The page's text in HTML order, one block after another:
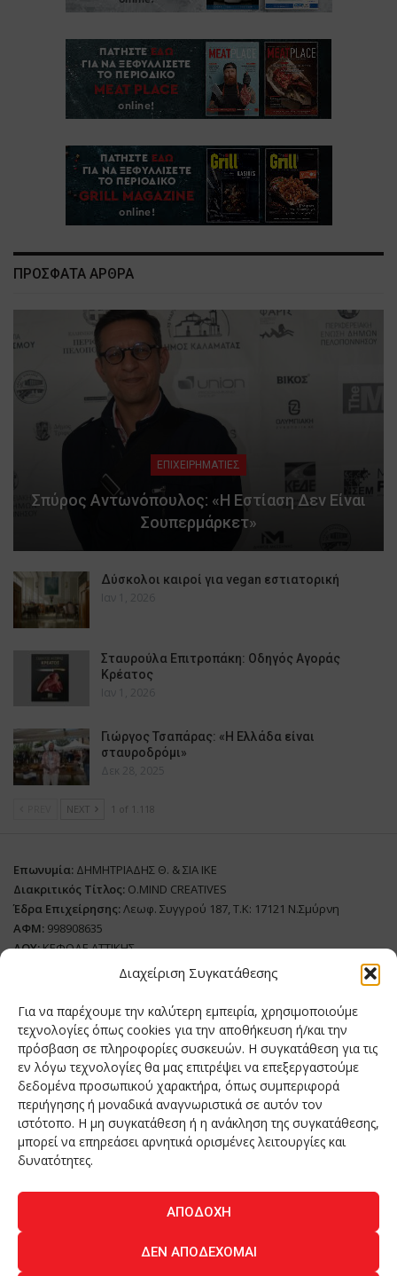
Διαχείριση Συγκατάθεσης
Για να παρέχουμε την καλύτερη εμπειρία, χρησιμοποιούμε
τεχνολογίες όπως cookies για την αποθήκευση ή/και την
πρόσβαση σε πληροφορίες συσκευών. Η συγκατάθεση για τις
εν λόγω τεχνολογίες θα μας επιτρέψει να επεξεργαστούμε
δεδομένα προσωπικού χαρακτήρα, όπως συμπεριφορά
περιήγησης ή μοναδικά αναγνωριστικά σε αυτόν τον
ιστότοπο. Η μη συγκατάθεση ή η ανάκληση της συγκατάθεσης,
μπορεί να επηρεάσει αρνητικά ορισμένες λειτουργίες και
δυνατότητες.
ΑΠΟΔΟΧΉ
ΔΕΝ ΑΠΟΔΈΧΟΜΑΙ
ΠΡΟΣΦΑΤΑ ΑΡΘΡΑ
ΕΠΙΧΕΙΡΗΜΑΤΙΕΣ
Σπύρος Αντωνόπουλος: «Η Εστίαση Δεν Είναι
Σουπερμάρκετ»
Δύσκολοι καιροί για vegan εστιατορική
Ιαν 1, 2026
Σταυρούλα Επιτροπάκη: Οδηγός Αγοράς
Κρέατος
Ιαν 1, 2026
Γιώργος Τσαπάρας: «Η Ελλάδα είναι
σταυροδρόμι»
Δεκ 28, 2025
NEXT 1 of 1.118
Επωνυμία: ΔΗΜΗΤΡΙΑΔΗΣ Θ. & ΣΙΑ ΙΚΕ
Διακριτικός Τίτλος: O.MIND CREATIVES
Έδρα Επιχείρησης:Λεωφ. Συγγρού 187, Τ.Κ: 17121 Ν.Σμύρνη
ΑΦΜ: 998908635
ΔΟΥ:ΚΕΦΟΔΕ ΑΤΤΙΚΗΣ
Όνομα Ιδιοκτήτη και Νόμιμο Πρόσωπο: Θεόδωρος Δημητριάδης
Διευθυντής Σύνταξης:Ευθυμιάτου Μαίρη
Domain:grillmagazine.gr
Δικαιούχος Domain:Θεόδωρος Δημητριάδης
Διευθυντής:Θεόδωρος Δημητριάδης
Διαχειριστής:Θεόδωρος Δημητριάδης
Δήλωση Συμμόρφωσης
Αριθμός Πιστοποίησης Μ.Η.Τ.:
ΑΝΘΡΩΠΟΙ
ΠΕΡΙΟΔΙΚΟ ΕΠΙΚΟΙΝΩΝΙΑ